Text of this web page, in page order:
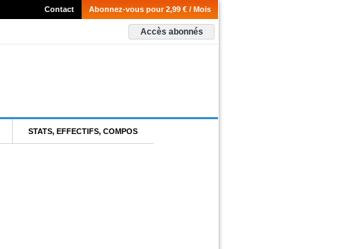
Abonnez-vous pour 2,99 € / Mois
Contact
Accès abonnés
STATS, EFFECTIFS, COMPOS